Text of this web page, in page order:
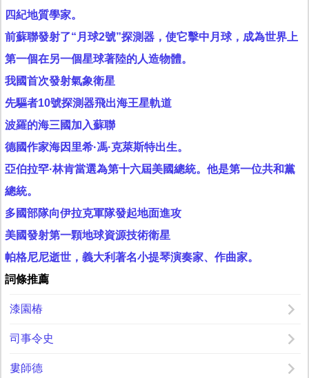
四紀地質學家。
前蘇聯發射了“月球2號”探測器，使它擊中月球，成為世界上
第一個在另一個星球著陸的人造物體。
我國首次發射氣象衛星
先驅者10號探測器飛出海王星軌道
波羅的海三國加入蘇聯
德國作家海因里希·馮·克萊斯特出生。
亞伯拉罕·林肯當選為第十六屆美國總統。他是第一位共和黨
總統。
多國部隊向伊拉克軍隊發起地面進攻
美國發射第一顆地球資源技術衛星
帕格尼尼逝世，義大利著名小提琴演奏家、作曲家。
詞條推薦
漆園椿
司事令史
婁師德